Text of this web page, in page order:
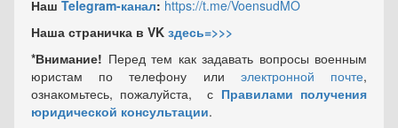
Наш Telegram-канал: https://t.me/VoensudMO
Наша страничка в VK здесь=>>>
*Внимание! Перед тем как задавать вопросы военным
юристам по телефону или электронной почте,
ознакомьтесь, пожалуйста, с Правилами получения
юридической консультации.